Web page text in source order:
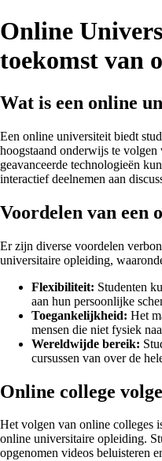
Online
toekomst van
Wat is een online
Een online universiteit biedt
hoogstaand onderwijs te
geavanceerde technologieën
interactief deelnemen aan
Voordelen van een
Er zijn diverse voordelen
universitaire opleiding,
Flexibiliteit: Studenten
aan hun persoonlijke
Toegankelijkheid: Het
mensen die niet fysiek
Wereldwijde bereik:
cursussen van over de
Online college
Het volgen van online colleges
online universitaire opleiding.
opgenomen videos beluisteren